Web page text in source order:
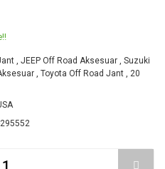
,JEEP Off Road Aksesuar ,Suzuki
,Toyota Off Road Jant
20